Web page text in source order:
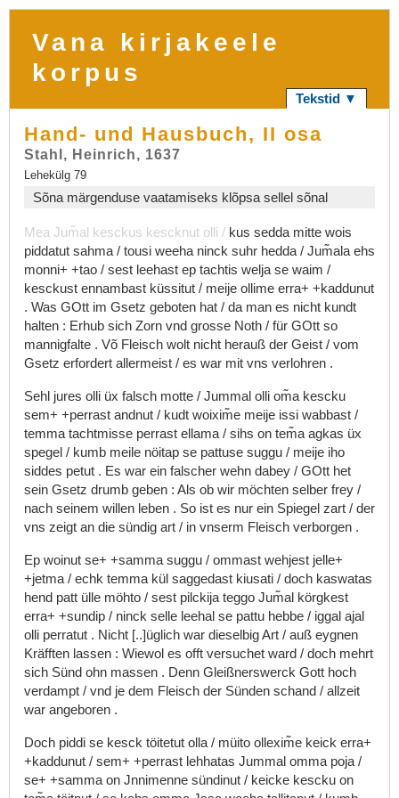
Vana kirjakeele
korpus
Tekstid ▼
Hand- und Hausbuch, II osa
Stahl, Heinrich, 1637
Lehekülg 79
Sõna märgenduse vaatamiseks klõpsa sellel sõnal
Mea Jum͂al kesckus kescknut olli / kus sedda mitte wois
piddatut sahma / tousi weeha ninck suhr hedda / Jum͂ala ehs
monni+ +tao / sest leehast ep tachtis welja se waim /
kesckust ennambast küssitut / meije ollime erra+ +kaddunut
. Was GOtt im Gsetz geboten hat / da man es nicht kundt
halten : Erhub sich Zorn vnd grosse Noth / für GOtt so
mannigfalte . Võ Fleisch wolt nicht herauß der Geist / vom
Gsetz erfordert allermeist / es war mit vns verlohren .
Sehl jures olli üx falsch motte / Jummal olli om͂a kescku
sem+ +perrast andnut / kudt woixim͂e meije issi wabbast /
temma tachtmisse perrast ellama / sihs on tem͂a agkas üx
spegel / kumb meile nöitap se pattuse suggu / meije iho
siddes petut . Es war ein falscher wehn dabey / GOtt het
sein Gsetz drumb geben : Als ob wir möchten selber frey /
nach seinem willen leben . So ist es nur ein Spiegel zart / der
vns zeigt an die sündig art / in vnserm Fleisch verborgen .
Ep woinut se+ +samma suggu / ommast wehjest jelle+
+jetma / echk temma kül saggedast kiusati / doch kaswatas
hend patt ülle möhto / sest pilckija teggo Jum͂al körgkest
erra+ +sundip / ninck selle leehal se pattu hebbe / iggal ajal
olli perratut . Nicht [..]üglich war dieselbigArt / auß eygnen
Kräfften lassen : Wiewol es offt versuchet ward / doch mehrt
sich Sünd ohn massen . Denn Gleißnerswerck Gott hoch
verdampt / vnd je dem Fleisch der Sünden schand / allzeit
war angeboren .
Doch piddi se kesck töitetut olla / müito ollexim͂e keick erra+
+kaddunut / sem+ +perrast lehhatas Jummal omma poja /
se+ +samma on Jnnimenne sündinut / keicke kescku on